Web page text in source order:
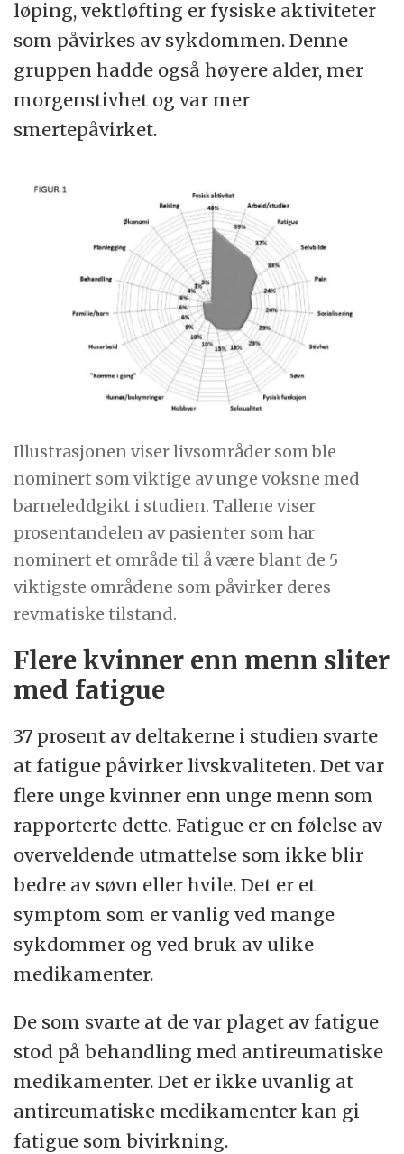
løping, vektløfting er fysiske aktiviteter
som påvirkes av sykdommen. Denne
gruppen hadde også høyere alder, mer
morgenstivhet og var mer
smertepåvirket.
Illustrasjonen viser livsområder som ble
nominert som viktige av unge voksne med
barneleddgikt i studien. Tallene viser
prosentandelen av pasienter som har
nominert et område til å være blant de 5
viktigste områdene som påvirker deres
revmatiske tilstand.
Flere kvinner enn menn sliter
med fatigue
37 prosent av deltakerne i studien svarte
at fatigue påvirker livskvaliteten. Det var
flere unge kvinner enn unge menn som
rapporterte dette. Fatigue er en følelse av
overveldende utmattelse som ikke blir
bedre av søvn eller hvile. Det er et
symptom som er vanlig ved mange
sykdommer og ved bruk av ulike
medikamenter.
De som svarte at de var plaget av fatigue
stod på behandling med antireumatiske
medikamenter. Det er ikke uvanlig at
antireumatiske medikamenter kan gi
fatigue som bivirkning.